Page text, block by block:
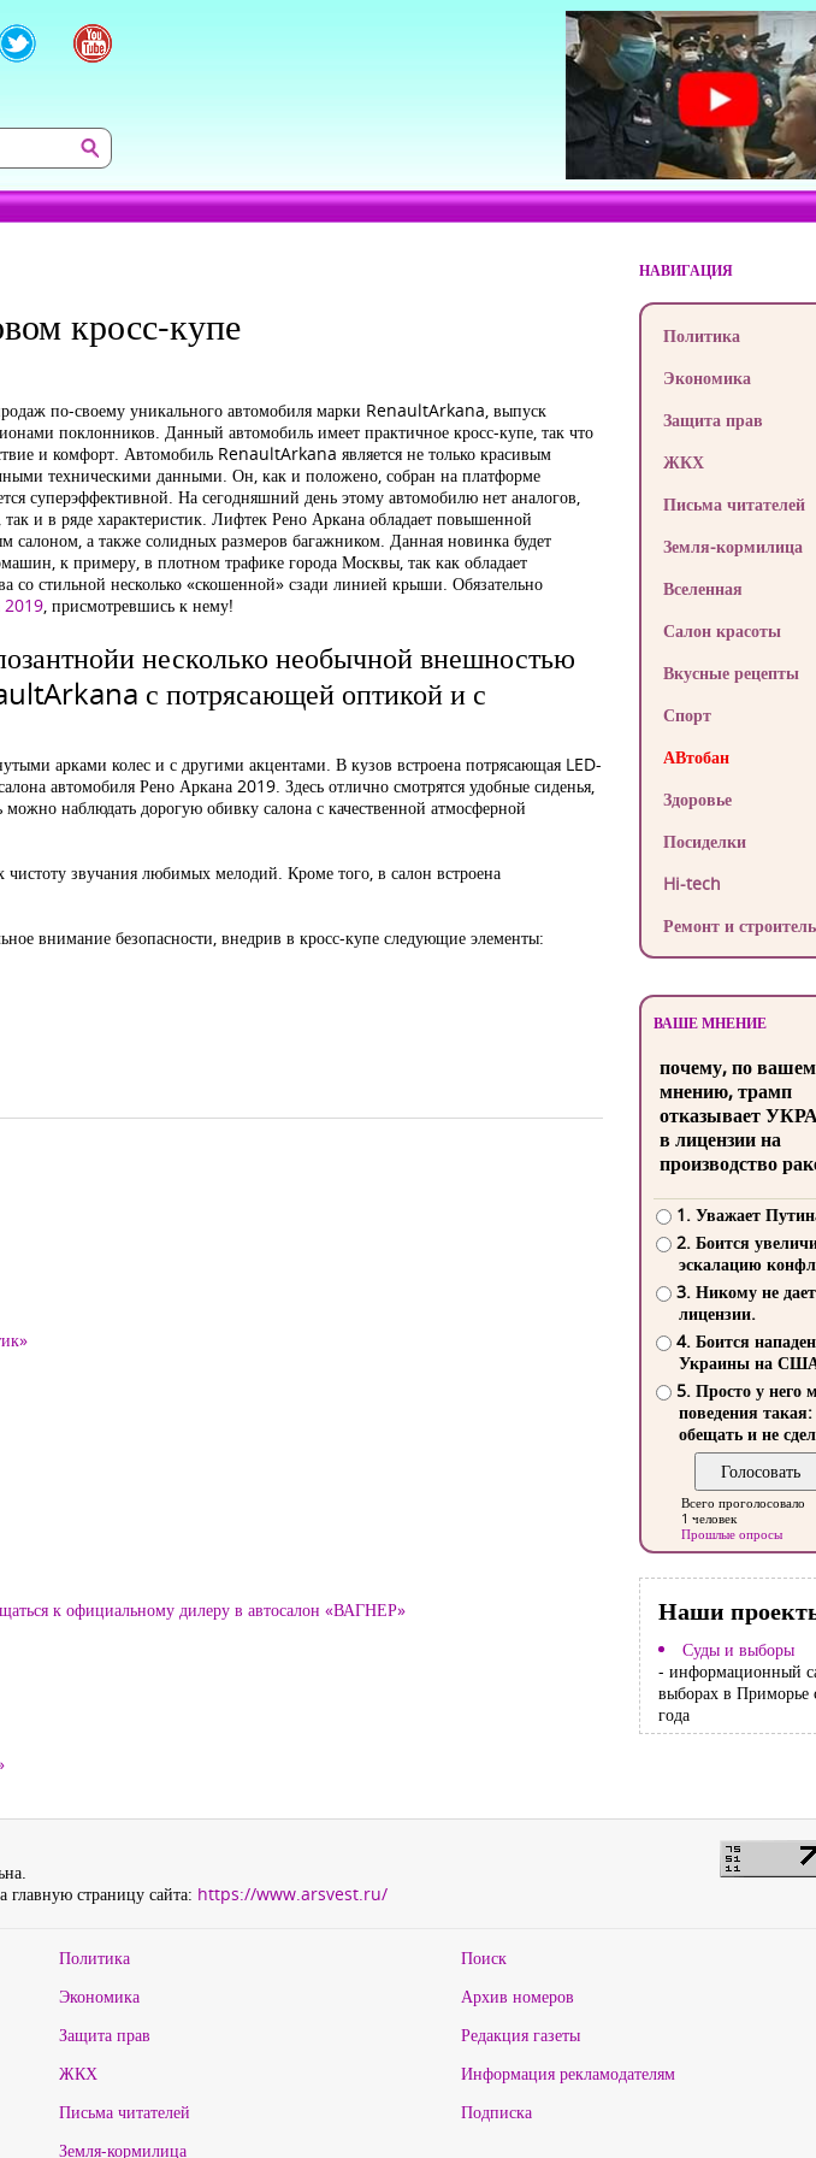
кросс-купе
по-своему уникального автомобиля марки RenaultArkana, выпуск
поклонников. Данный автомобиль имеет практичное кросс-купе, так что
и комфорт. Автомобиль RenaultArkana является не только красивым
техническими данными. Он, как и положено, собран на платформе
суперэффективной. На сегодняшний день этому автомобилю нет аналогов,
так и в ряде характеристик. Лифтек Рено Аркана обладает повышенной
салоном, а также солидных размеров багажником. Данная новинка будет
к примеру, в плотном трафике города Москвы, так как обладает
со стильной несколько «скошенной» сзади линией крыши. Обязательно
2019, присмотревшись к нему!
несколько необычной внешностью
с потрясающей оптикой и с
арками колес и с другими акцентами. В кузов встроена потрясающая LED-
автомобиля Рено Аркана 2019. Здесь отлично смотрятся удобные сиденья,
наблюдать дорогую обивку салона с качественной атмосферной
звучания любимых мелодий. Кроме того, в салон встроена
внимание безопасности, внедрив в кросс-купе следующие элементы:
к официальному дилеру в автосалон «ВАГНЕР»
НАВИГАЦИЯ
Политика
Экономика
Защита прав
ЖКХ
Письма читателей
Земля-кормилица
Вселенная
Салон красоты
Вкусные рецепты
Спорт
АВтобан
Здоровье
Посиделки
Hi-tech
Ремонт и
ВАШЕ МНЕНИЕ
почему, по
мнению, трамп
отказывает
в лицензии на
производство
1. Уважает
2. Боится
эскалацию
3. Никому не
лицензии.
4. Боится
Украины на
5. Просто у него
поведения такая:
обещать и не
Всего проголосовало
1 человек
Прошлые опросы
Наши
Суды и выборы
- информационный
выборах в Приморье
года
главную страницу сайта: https://www.arsvest.ru/
Политика
Экономика
Защита прав
ЖКХ
Письма читателей
Земля-кормилица
Поиск
Архив номеров
Редакция газеты
Информация рекламодателям
Подписка